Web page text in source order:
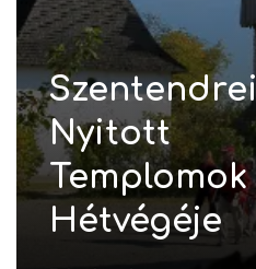
Szentendrei
Nyitott
Templomok
Hétvégéje